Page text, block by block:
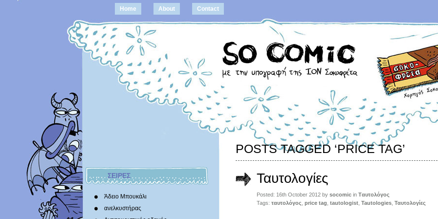
Home About Contact
ΣΕΙΡΕΣ
Άδειο Μπουκάλι
ανελκυστήρας
POSTS TAGGED ‘PRICE TAG’
Ταυτολογίες
Posted: 16th October 2012 by socomic in Tαυτολόγος
Tags: ταυτολόγος price tag tautologist Tautologies Ταυτολογίες